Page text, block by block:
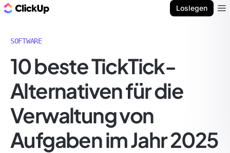
Loslegen
SOFTWARE
10 beste TickTick-
Alternativen für die
Verwaltung von
Aufgaben im Jahr 2025